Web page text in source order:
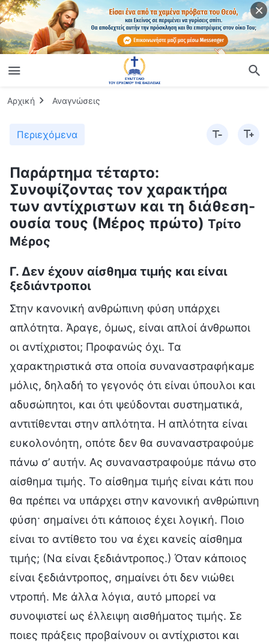
Αρχική Αναγνώσεις
Περιεχόμενα
Παράρτημα τέταρτο:
Συνοψίζοντας τον χαρακτήρα
των αντίχριστων και τη διάθεση-
ουσία τους (Μέρος πρώτο) Τρίτο
Μέρος
Γ. Δεν έχουν αίσθημα τιμής και είναι
ξεδιάντροποι
Στην κανονική ανθρώπινη φύση υπάρχει
απλότητα. Άραγε, όμως, είναι απλοί άνθρωποι
οι αντίχριστοι; Προφανώς όχι. Τα
χαρακτηριστικά στα οποία συναναστραφήκαμε
μόλις, δηλαδή το γεγονός ότι είναι ύπουλοι και
αδυσώπητοι, και ότι ψεύδονται συστηματικά,
αντιτίθενται στην απλότητα. Η απλότητα είναι
ευκολονόητη, οπότε δεν θα συναναστραφούμε
πάνω σ’ αυτήν. Ας συναναστραφούμε πάνω στο
αίσθημα τιμής. Το αίσθημα τιμής είναι κάτι που
θα πρέπει να υπάρχει στην κανονική ανθρώπινη
φύση· σημαίνει ότι κάποιος έχει λογική. Ποιο
είναι το αντίθετο του να έχει κανείς αίσθημα
τιμής; (Να είναι ξεδιάντροπος.) Όταν κάποιος
είναι ξεδιάντροπος, σημαίνει ότι δεν νιώθει
ντροπή. Με άλλα λόγια, αυτό μπορεί να
συνοψιστεί ως έλλειψη αισθήματος τιμής. Σε
ποιες πράξεις προβαίνουν οι αντίχριστοι και